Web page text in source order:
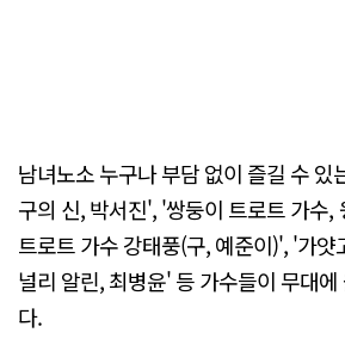
남녀노소 누구나 부담 없이 즐길 수 있
구의 신, 박서진', '쌍둥이 트로트 가수,
트로트 가수 강태풍(구, 예준이)', '가
널리 알린, 최병윤' 등 가수들이 무대
다.